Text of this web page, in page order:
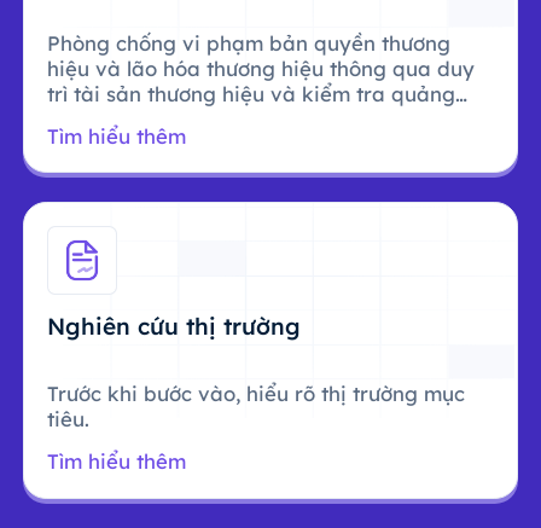
Phòng chống vi phạm bản quyền thương
hiệu và lão hóa thương hiệu thông qua duy
trì tài sản thương hiệu và kiểm tra quảng
Tìm hiểu thêm
Nghiên cứu thị trường
Trước khi bước vào, hiểu rõ thị trường mục
tiêu.
Tìm hiểu thêm